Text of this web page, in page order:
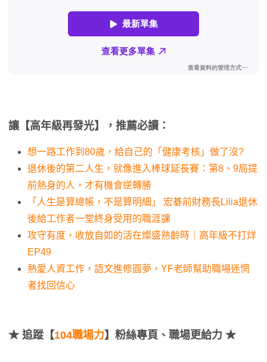
讓【高年級再發光】，推薦必讀：
想一路工作到80歲，給自己的「健康考核」做了沒?
退休後的第二人生，就像進入棒球延長賽：第8、9局提
前熱身的人，才有機會逆轉勝
「人生是算總帳，不是算明細」 宏碁前財務長Lilia退休
後給工作者一堂終身受用的職涯課
攻守有度，收放自如的活在燦盛熟齡時｜高年級不打烊
EP49
熱愛人資工作，語文進修圓夢，YF老師幫助職場迷惘
者找回信心
★ 追蹤【104職場力】粉絲專頁、職場更給力 ★